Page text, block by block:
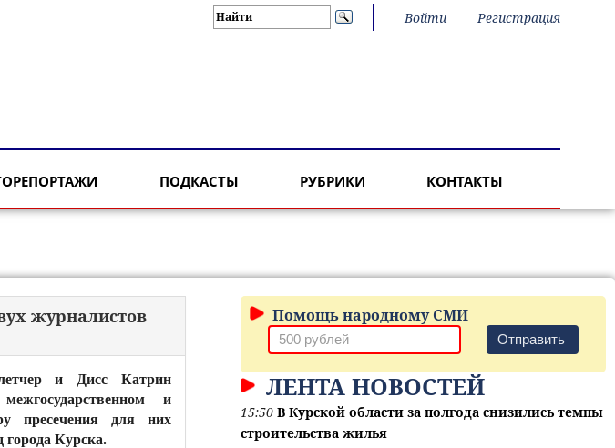
Войти Регистрация
ПОДКАСТЫ РУБРИКИ КОНТАКТЫ
журналистов
и Дисс Катрин
и
пресечения для них
города Курска.
Помощь народному СМИ
Отправить
ЛЕНТА НОВОСТЕЙ
15:50 В Курской области за полгода снизились темпы
строительства жилья